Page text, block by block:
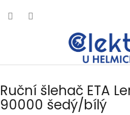
na
Ruční šlehač ETA
90000 šedý/bílý